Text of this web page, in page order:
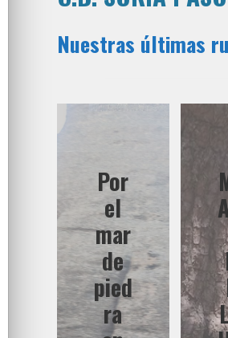
Nuestras últimas
Por
el
mar
de
pied
ra